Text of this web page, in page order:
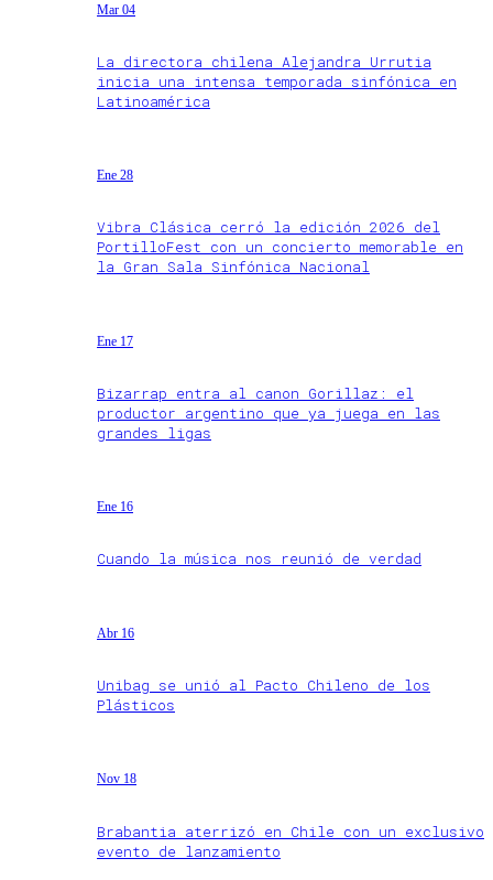
Mar 04
La directora chilena Alejandra Urrutia
inicia una intensa temporada sinfónica en
Latinoamérica
Ene 28
Vibra Clásica cerró la edición 2026 del
PortilloFest con un concierto memorable en
la Gran Sala Sinfónica Nacional
Ene 17
Bizarrap entra al canon Gorillaz: el
productor argentino que ya juega en las
grandes ligas
Ene 16
Cuando la música nos reunió de verdad
Abr 16
Unibag se unió al Pacto Chileno de los
Plásticos
Nov 18
Brabantia aterrizó en Chile con un exclusivo
evento de lanzamiento